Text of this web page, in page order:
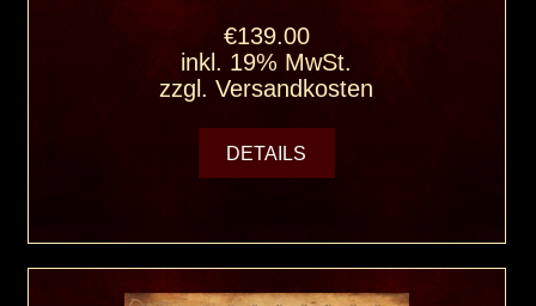
€139.00
inkl. 19% MwSt.
zzgl.Versandkosten
DETAILS